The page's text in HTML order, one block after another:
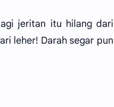
jeritan itu hilang dari
leher! Darah segar pun